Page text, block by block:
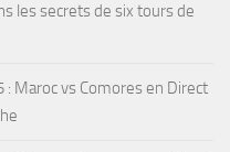
les secrets de six tours de
: Maroc vs Comores en Direct